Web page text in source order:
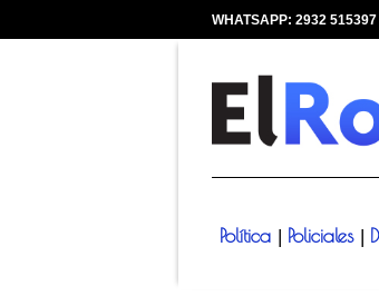
WHATSAPP: 2932 515397
Política
Policiales